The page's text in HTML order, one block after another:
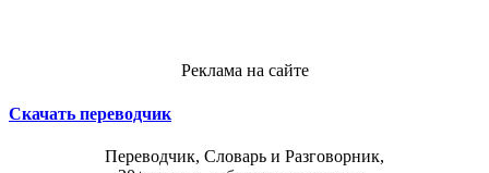
Реклама на сайте
Скачать переводчик
Переводчик, Словарь и Разговорник,